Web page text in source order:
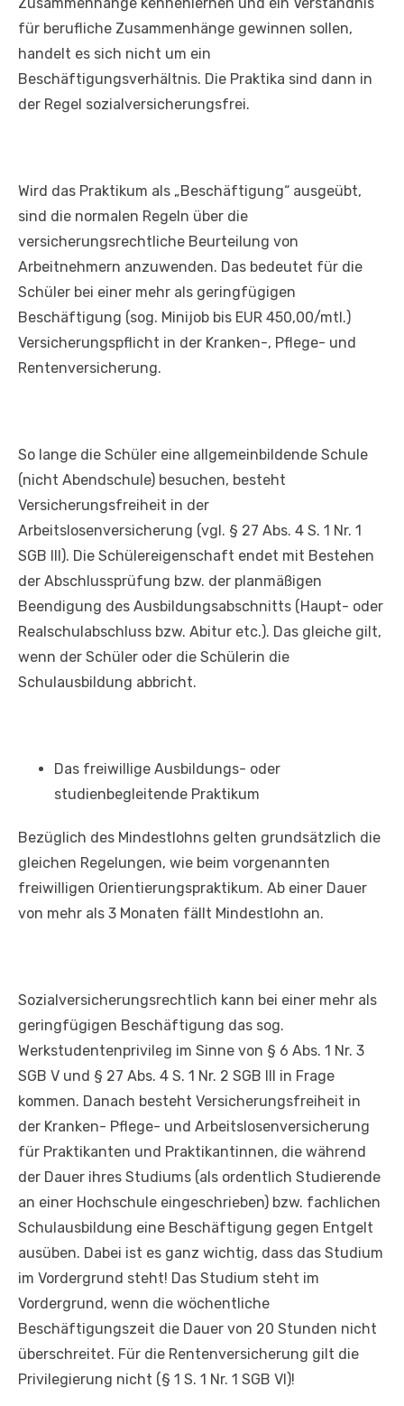
für berufliche Zusammenhänge gewinnen sollen,
handelt es sich nicht um ein
Beschäftigungsverhältnis. Die Praktika sind dann in
der Regel sozialversicherungsfrei.
Wird das Praktikum als „Beschäftigung“ ausgeübt,
sind die normalen Regeln über die
versicherungsrechtliche Beurteilung von
Arbeitnehmern anzuwenden. Das bedeutet für die
Schüler bei einer mehr als geringfügigen
Beschäftigung (sog. Minijob bis EUR 450,00/mtl.)
Versicherungspflicht in der Kranken-, Pflege- und
Rentenversicherung.
So lange die Schüler eine allgemeinbildende Schule
(nicht Abendschule) besuchen, besteht
Versicherungsfreiheit in der
Arbeitslosenversicherung (vgl. § 27 Abs. 4 S. 1 Nr. 1
SGB III). Die Schülereigenschaft endet mit Bestehen
der Abschlussprüfung bzw. der planmäßigen
Beendigung des Ausbildungsabschnitts (Haupt- oder
Realschulabschluss bzw. Abitur etc.). Das gleiche gilt,
wenn der Schüler oder die Schülerin die
Schulausbildung abbricht.
Das freiwillige Ausbildungs- oder
studienbegleitende Praktikum
Bezüglich des Mindestlohns gelten grundsätzlich die
gleichen Regelungen, wie beim vorgenannten
freiwilligen Orientierungspraktikum. Ab einer Dauer
von mehr als 3 Monaten fällt Mindestlohn an.
Sozialversicherungsrechtlich kann bei einer mehr als
geringfügigen Beschäftigung das sog.
Werkstudentenprivileg im Sinne von § 6 Abs. 1 Nr. 3
SGB V und § 27 Abs. 4 S. 1 Nr. 2 SGB III in Frage
kommen. Danach besteht Versicherungsfreiheit in
der Kranken- Pflege- und Arbeitslosenversicherung
für Praktikanten und Praktikantinnen, die während
der Dauer ihres Studiums (als ordentlich Studierende
an einer Hochschule eingeschrieben) bzw. fachlichen
Schulausbildung eine Beschäftigung gegen Entgelt
ausüben. Dabei ist es ganz wichtig, dass das Studium
im Vordergrund steht! Das Studium steht im
Vordergrund, wenn die wöchentliche
Beschäftigungszeit die Dauer von 20 Stunden nicht
überschreitet. Für die Rentenversicherung gilt die
Privilegierung nicht (§ 1 S. 1 Nr. 1 SGB VI)!